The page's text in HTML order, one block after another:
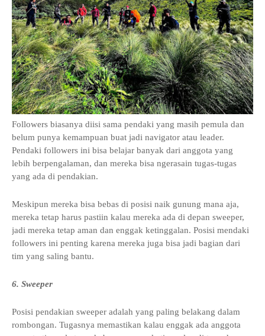
Followers biasanya diisi sama pendaki yang masih pemula dan
belum punya kemampuan buat jadi navigator atau leader.
Pendaki followers ini bisa belajar banyak dari anggota yang
lebih berpengalaman, dan mereka bisa ngerasain tugas-tugas
yang ada di pendakian.
Meskipun mereka bisa bebas di posisi naik gunung mana aja,
mereka tetap harus pastiin kalau mereka ada di depan sweeper,
jadi mereka tetap aman dan enggak ketinggalan. Posisi mendaki
followers ini penting karena mereka juga bisa jadi bagian dari
tim yang saling bantu.
6. Sweeper
Posisi pendakian sweeper adalah yang paling belakang dalam
rombongan. Tugasnya memastikan kalau enggak ada anggota